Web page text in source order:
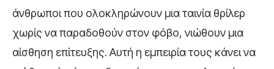
άνθρωποι που ολοκληρώνουν μια ταινία θρίλερ
χωρίς να παραδοθούν στον φόβο, νιώθουν μια
αίσθηση επίτευξης. Αυτή η εμπειρία τους κάνει να